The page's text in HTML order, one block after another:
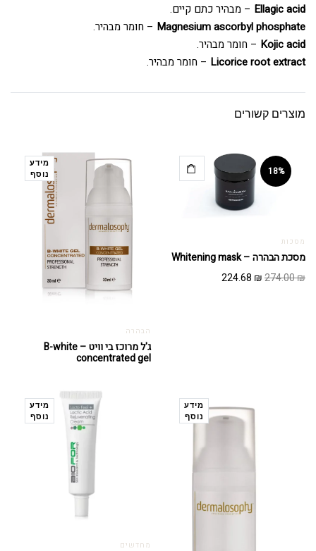
Ellagic acid – מבהיר כתם קיים.
Magnesium ascorbyl phosphate – חומר מבהיר.
Kojic acid – חומר מבהיר.
Licorice root extract – חומר מבהיר.
מוצרים קשורים
18%
מסכות
מסכת הבהרה – Whitening mask
274.00₪
המחיר224.68 ₪
המחיר
מידע
נוסף
הבהרה
ג'ל מרוכז בי וויט – B-white
concentrated gel
מידע
נוסף
מידע
נוסף
מחדשים